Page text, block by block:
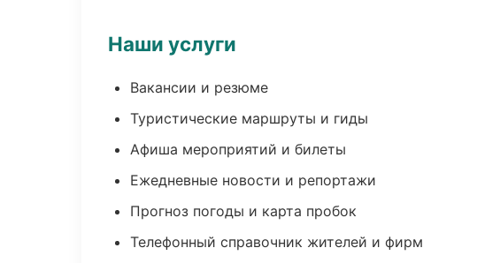
Наши услуги
Вакансии и резюме
Туристические маршруты и гиды
Афиша мероприятий и билеты
Ежедневные новости и репортажи
Прогноз погоды и карта пробок
Телефонный справочник жителей и фирм